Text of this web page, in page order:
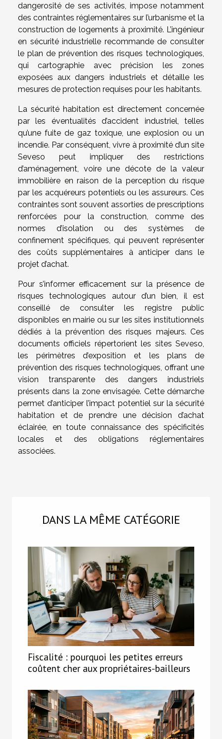
dangerosité de ses activités, impose notamment
des contraintes réglementaires sur l’urbanisme et la
construction de logements à proximité. L’ingénieur
en sécurité industrielle recommande de consulter
le plan de prévention des risques technologiques,
qui cartographie avec précision les zones
exposées aux dangers industriels et détaille les
mesures de protection requises pour les habitants.
La sécurité habitation est directement concernée
par les éventualités d’accident industriel, telles
qu’une fuite de gaz toxique, une explosion ou un
incendie. Par conséquent, vivre à proximité d’un site
Seveso peut impliquer des restrictions
d’aménagement, voire une décote de la valeur
immobilière en raison de la perception du risque
par les acquéreurs potentiels ou les assureurs. Ces
contraintes sont souvent assorties de prescriptions
renforcées pour la construction, comme des
normes d’isolation ou des systèmes de
confinement spécifiques, qui peuvent représenter
des coûts supplémentaires à anticiper dans le
projet d’achat.
Pour s’informer efficacement sur la présence de
risques technologiques autour d’un bien, il est
conseillé de consulter les registre public
disponibles en mairie ou sur les sites institutionnels
dédiés à la prévention des risques majeurs. Ces
documents officiels répertorient les sites Seveso,
les périmètres d’exposition et les plans de
prévention des risques technologiques, offrant une
vision transparente des dangers industriels
présents dans la zone envisagée. Cette démarche
permet d’anticiper l’impact potentiel sur la sécurité
habitation et de prendre une décision d’achat
éclairée, en toute connaissance des spécificités
locales et des obligations réglementaires
associées.
DANS LA MÊME CATÉGORIE
Fiscalité : pourquoi les petites erreurs
coûtent cher aux propriétaires-bailleurs